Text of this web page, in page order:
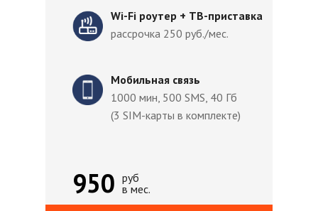
руб
в мес.
950
Мобильная связь
1000 мин, 500 SMS, 40 Гб
(3 SIM-карты в комплекте)
Wi-Fi роутер + ТВ-приставка
рассрочка 250 руб./мес.